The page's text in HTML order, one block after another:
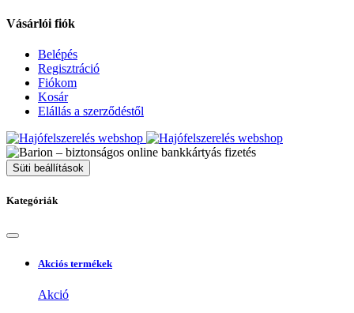
Vásárlói fiók
Belépés
Regisztráció
Fiókom
Kosár
Elállás a szerződéstől
Süti beállítások
Kategóriák
Akciós termékek
Akció